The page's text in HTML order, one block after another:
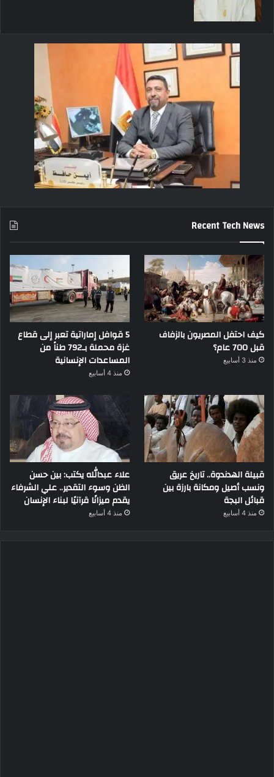
Recent Tech News
كيف احتفل المصريون بالزفاف
قبل 700 عام؟
منذ 3 أسابيع
5 قوافل إماراتية تعبر إلى قطاع
غزة محملة بـ792 طناً من
المساعدات الإنسانية
منذ 4 أسابيع
قبيلة الهدندوة.. تاريخ عريق
ونسب أصيل ومكانة بارزة بين
قبائل البجة
منذ 4 أسابيع
علاء عبدالله يكتب: بين حسن
الظن وسوء التقدير.. علي الشرفاء
يقدم ميزانًا قرآنيًا لبناء الإنسان
منذ 4 أسابيع